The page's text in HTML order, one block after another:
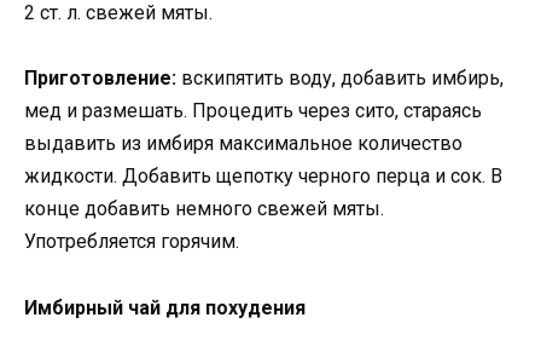
2 ст. л. свежей мяты.
Приготовление: вскипятить воду, добавить имбирь,
мед и размешать. Процедить через сито, стараясь
выдавить из имбиря максимальное количество
жидкости. Добавить щепотку черного перца и сок. В
конце добавить немного свежей мяты.
Употребляется горячим.
Имбирный чай для похудения